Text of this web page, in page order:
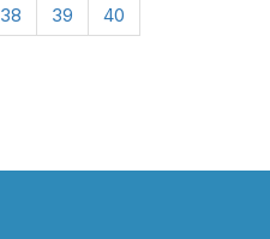
38 39
40